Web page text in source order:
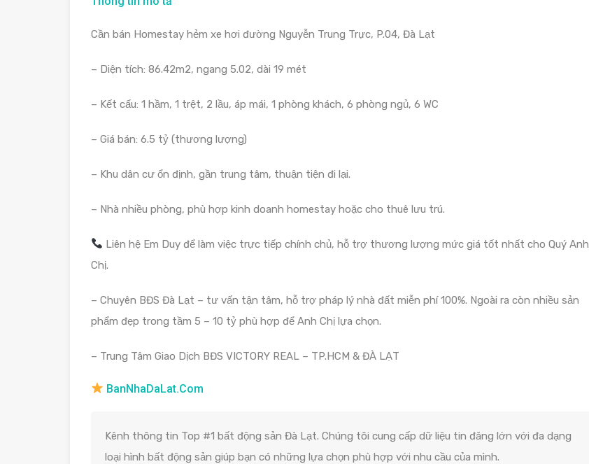
Cần bán Homestay hẻm xe hơi đường Nguyễn Trung Trực, P.04, Đà Lạt
– Diện tích: 86.42m2, ngang 5.02, dài 19 mét
– Kết cấu: 1 hầm, 1 trệt, 2 lầu, áp mái, 1 phòng khách, 6 phòng ngủ, 6 WC
– Giá bán: 6.5 tỷ (thương lượng)
– Khu dân cư ổn định, gần trung tâm, thuận tiện đi lại.
– Nhà nhiều phòng, phù hợp kinh doanh homestay hoặc cho thuê lưu trú.
Liên hệ Em Duy để làm việc trực tiếp chính chủ, hỗ trợ thương lượng mức giá tốt nhất cho Quý Anh
Chị.
– Chuyên BĐS Đà Lạt – tư vấn tận tâm, hỗ trợ pháp lý nhà đất miễn phí 100%. Ngoài ra còn nhiều sản
phẩm đẹp trong tầm 5 – 10 tỷ phù hợp để Anh Chị lựa chọn.
– Trung Tâm Giao Dịch BĐS VICTORY REAL – TP.HCM & ĐÀ LẠT
BanNhaDaLat.Com
Kênh thông tin Top #1 bất động sản Đà Lạt. Chúng tôi cung cấp dữ liệu tin đăng lớn với đa dạng
loại hình bất động sản giúp bạn có những lựa chọn phù hợp với nhu cầu của mình.